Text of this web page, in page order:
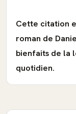
Cette citation
roman de
bienfaits de la
quotidien.